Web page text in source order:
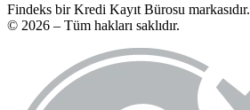
Findeks bir Kredi Kayıt Bürosu markasıdır.
© 2026 – Tüm hakları saklıdır.